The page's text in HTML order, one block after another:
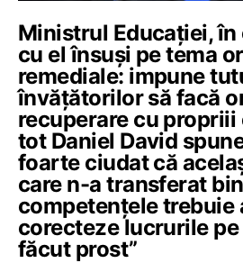
Ministrul Educației,
cu el însuși pe tema
remediale: impune
învățătorilor să facă
recuperare cu propriii
tot Daniel David
foarte ciudat că
care n-a transferat
competențele trebuie
corecteze lucrurile pe
făcut prost”